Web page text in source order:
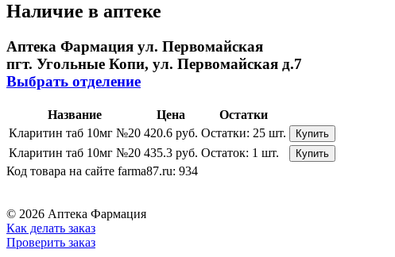
Наличие в аптеке
Аптека Фармация ул. Первомайская
пгт. Угольные Копи, ул. Первомайская д.7
Выбрать отделение
Название Цена
Остатки
Кларитин таб 10мг №20 420.6 руб. Остатки: 25 шт. Купить
Кларитин таб 10мг №20 435.3 руб. Остаток: 1 шт. Купить
Код товара на сайте farma87.ru: 934
© 2026 Аптека Фармация
Как делать заказ
Проверить заказ